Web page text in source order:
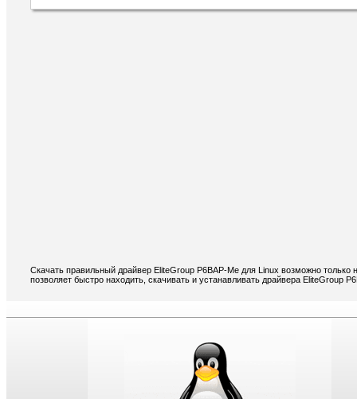
Скачать правильный драйвер EliteGroup P6BAP-Me для Linux возможно
позволяет быстро находить, скачивать и устанавливать драйвера EliteGroup